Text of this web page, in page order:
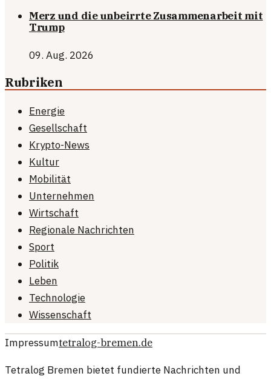
Merz und die unbeirrte Zusammenarbeit mit
Trump
09. Aug. 2026
Rubriken
Energie
Gesellschaft
Krypto-News
Kultur
Mobilität
Unternehmen
Wirtschaft
Regionale Nachrichten
Sport
Politik
Leben
Technologie
Wissenschaft
Impressumtetralog-bremen.de
Tetralog Bremen bietet fundierte Nachrichten und